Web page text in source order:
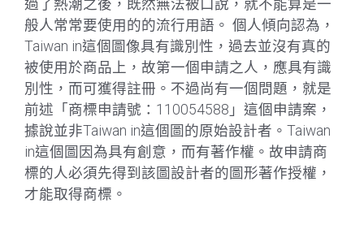
過了熱潮之後，既然無法被口說，就不能算是一
般人常常要使用的的流行用語。 個人傾向認為，
Taiwan in這個圖像具有識別性，過去並沒有真的
被使用於商品上，故第一個申請之人，應具有識
別性，而可獲得註冊。不過尚有一個問題，就是
前述「商標申請號：110054588」這個申請案，
據說並非Taiwan in這個圖的原始設計者。Taiwan
in這個圖因為具有創意，而有著作權。故申請商
標的人必須先得到該圖設計者的圖形著作授權，
才能取得商標。